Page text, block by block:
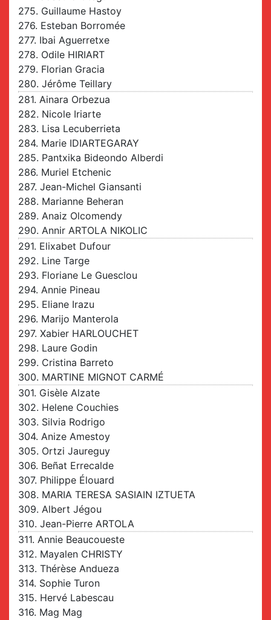
275. Guillaume Hastoy
276. Esteban Borromée
277. Ibai Aguerretxe
278. Odile HIRIART
279. Florian Gracia
280. Jérôme Teillary
281. Ainara Orbezua
282. Nicole Iriarte
283. Lisa Lecuberrieta
284. Marie IDIARTEGARAY
285. Pantxika Bideondo Alberdi
286. Muriel Etchenic
287. Jean-Michel Giansanti
288. Marianne Beheran
289. Anaiz Olcomendy
290. Annir ARTOLA NIKOLIC
291. Elixabet Dufour
292. Line Targe
293. Floriane Le Guesclou
294. Annie Pineau
295. Eliane Irazu
296. Marijo Manterola
297. Xabier HARLOUCHET
298. Laure Godin
299. Cristina Barreto
300. MARTINE MIGNOT CARMÉ
301. Gisèle Alzate
302. Helene Couchies
303. Silvia Rodrigo
304. Anize Amestoy
305. Ortzi Jaureguy
306. Beñat Errecalde
307. Philippe Élouard
308. MARIA TERESA SASIAIN IZTUETA
309. Albert Jégou
310. Jean-Pierre ARTOLA
311. Annie Beaucoueste
312. Mayalen CHRISTY
313. Thérèse Andueza
314. Sophie Turon
315. Hervé Labescau
316. Mag Mag